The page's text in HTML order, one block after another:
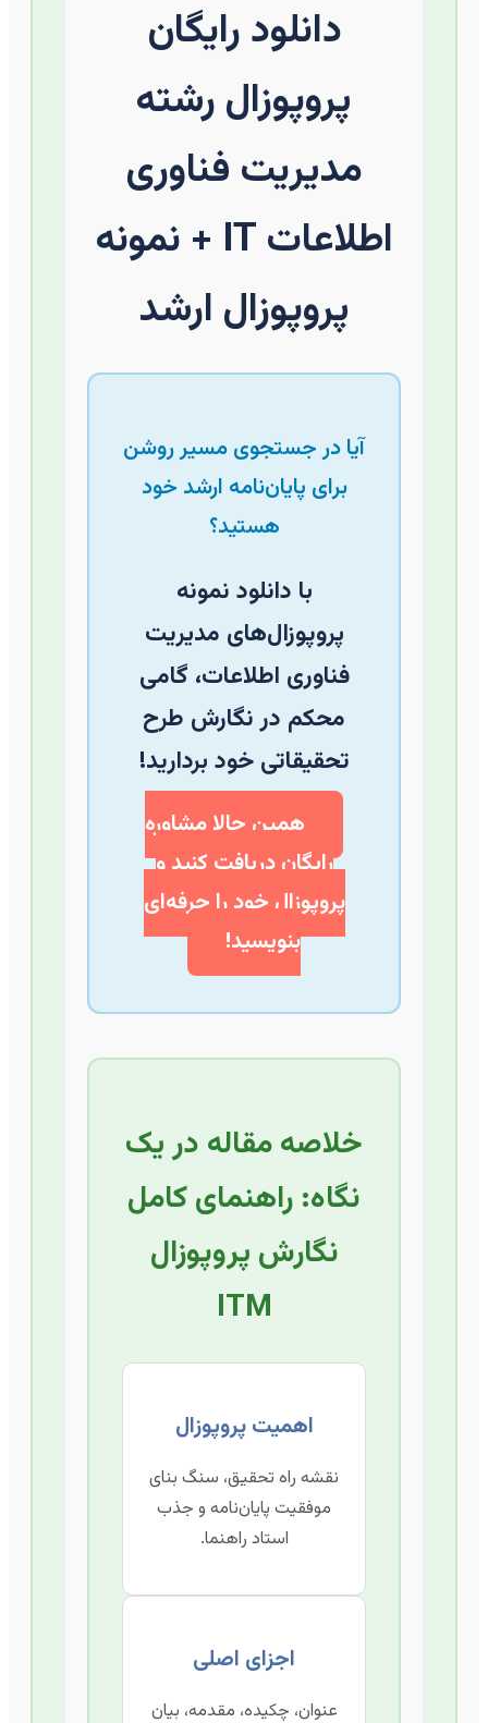
دانلود رایگان
پروپوزال رشته
مدیریت فناوری
اطلاعات IT + نمونه
پروپوزال ارشد
آیا در جستجوی مسیر روشن
برای پایان‌نامه ارشد خود
هستید؟
با دانلود نمونه
پروپوزال‌های مدیریت
فناوری اطلاعات، گامی
محکم در نگارش طرح
تحقیقاتی خود بردارید!
همین حالا مشاوره
رایگان دریافت کنید و
پروپوزال خود را حرفه‌ای
بنویسید!
خلاصه مقاله در یک
نگاه: راهنمای کامل
نگارش پروپوزال
ITM
اهمیت پروپوزال
نقشه راه تحقیق، سنگ بنای
موفقیت پایان‌نامه و جذب
استاد راهنما.
اجزای اصلی
عنوان، چکیده، مقدمه، بیان